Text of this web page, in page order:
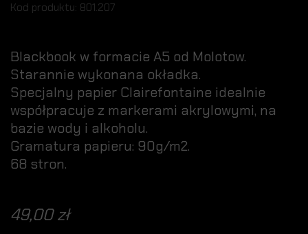
Kod produktu: 801.207
Blackbook w formacie A5 od Molotow.
Starannie wykonana okładka.
Specjalny papier Clairefontaine idealnie
współpracuje z markerami akrylowymi, na
bazie wody i alkoholu.
Gramatura papieru: 90g/m2.
68 stron.
49,00 zł